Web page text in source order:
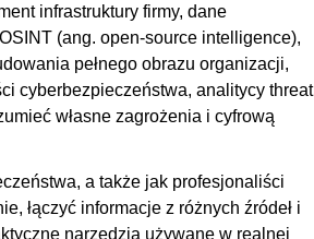
infrastruktury firmy, dane
(ang. open-source intelligence),
pełnego obrazu organizacji,
cyberbezpieczeństwa, analitycy threat
własne zagrożenia i cyfrową
a także jak profesjonaliści
łączyć informacje z różnych źródeł i
narzędzia używane w realnej